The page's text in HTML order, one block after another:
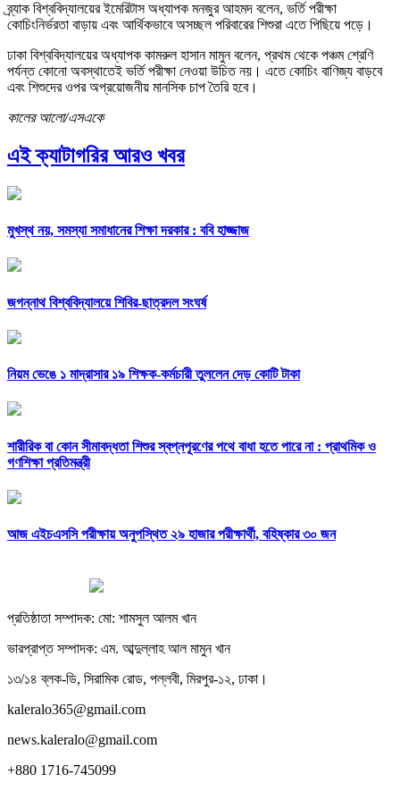
ব্র্যাক বিশ্ববিদ্যালয়ের ইমেরিটাস অধ্যাপক মনজুর আহমদ বলেন, ভর্তি পরীক্ষা
কোচিংনির্ভরতা বাড়ায় এবং আর্থিকভাবে অসচ্ছল পরিবারের শিশুরা এতে পিছিয়ে পড়ে।
ঢাকা বিশ্ববিদ্যালয়ের অধ্যাপক কামরুল হাসান মামুন বলেন, প্রথম থেকে পঞ্চম শ্রেণি
পর্যন্ত কোনো অবস্থাতেই ভর্তি পরীক্ষা নেওয়া উচিত নয়। এতে কোচিং বাণিজ্য বাড়বে
এবং শিশুদের ওপর অপ্রয়োজনীয় মানসিক চাপ তৈরি হবে।
কালের আলো/এসএকে
এই ক্যাটাগরির আরও খবর
মুখস্থ নয়, সমস্যা সমাধানের শিক্ষা দরকার : ববি হাজ্জাজ
জগন্নাথ বিশ্ববিদ্যালয়ে শিবির-ছাত্রদল সংঘর্ষ
নিয়ম ভেঙে ১ মাদ্রাসার ১৯ শিক্ষক-কর্মচারী তুললেন দেড় কোটি টাকা
শারীরিক বা কোন সীমাবদ্ধতা শিশুর স্বপ্নপূরণের পথে বাধা হতে পারে না : প্রাথমিক ও
গণশিক্ষা প্রতিমন্ত্রী
আজ এইচএসসি পরীক্ষায় অনুপস্থিত ২৯ হাজার পরীক্ষার্থী, বহিষ্কার ৩০ জন
প্রতিষ্ঠাতা সম্পাদক: মো: শামসুল আলম খান
ভারপ্রাপ্ত সম্পাদক: এম. আব্দুল্লাহ আল মামুন খান
১৩/১৪ ব্লক-ডি, সিরামিক রোড, পল্লবী, মিরপুর-১২, ঢাকা।
kaleralo365@gmail.com
news.kaleralo@gmail.com
+880 1716-745099